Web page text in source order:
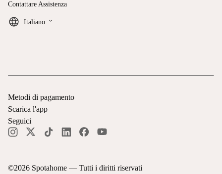
Contattare Assistenza
Italiano keyboard_arrow_down
©2026 Spotahome — Tutti i diritti riservati
Metodi di pagamento
Scarica l'app
Seguici